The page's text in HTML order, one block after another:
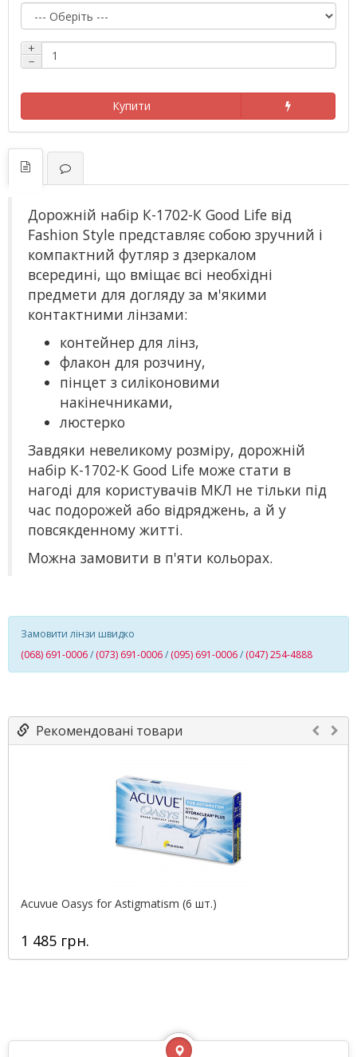
+
−
Купити
Дорожній набір К-1702-К Good Life від
Fashion Style представляє собою зручний і
компактний футляр з дзеркалом
всередині, що вміщає всі необхідні
предмети для догляду за м'якими
контактними лінзами:
контейнер для лінз,
флакон для розчину,
пінцет з силіконовими
накінечниками,
люстерко
Завдяки невеликому розміру, дорожній
набір К-1702-К Good Life може стати в
нагоді для користувачів МКЛ не тільки під
час подорожей або відряджень, а й у
повсякденному житті.
Можна замовити в п'яти кольорах.
Замовити лінзи швидко
(068) 691-0006/ (073) 691-0006/ (095) 691-0006/ (047) 254-4888
Рекомендовані товари
Acuvue Oasys for Astigmatism (6 шт.)
1 485 грн.